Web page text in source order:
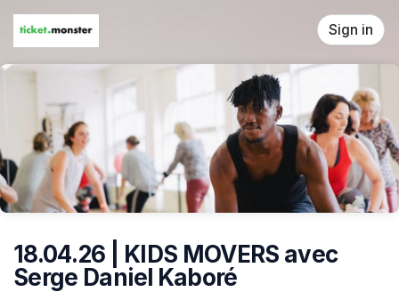
Skip header
Sign in
18.04.26 | KIDS MOVERS avec
Serge Daniel Kaboré